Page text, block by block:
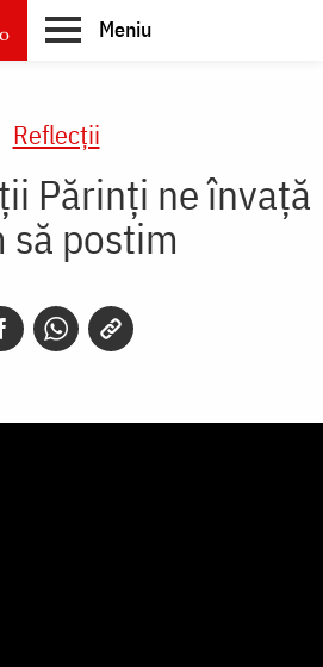
Meniu
Reflecții
Părinți ne învață
să postim